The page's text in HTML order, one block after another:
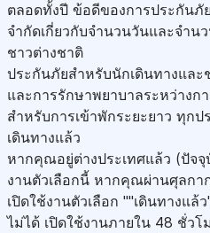
ตลอดทั้งปี ข้อดีของการประกันภั
จำกัดเกี่ยวกับจำนวนวันและจำน
ชาวต่างชาติ
ประกันภัยสำหรับนักเดินทางแล
และการรักษาพยาบาลระหว่าง
สำหรับการเข้าพักระยะยาว ทุก
เดินทางแล้ว
หากคุณอยู่ต่างประเทศแล้ว (ปัจจุ
งานตัวเลือกนี้ หากคุณผ่านศุลกา
เปิดใช้งานตัวเลือก ""เดินทางแ
ไม่ได้ เปิดใช้งานภายใน 48 ชั่วโ